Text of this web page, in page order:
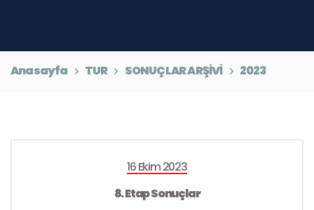
Anasayfa TUR SONUÇLAR ARŞİVİ 2023
16 Ekim 2023
8. Etap Sonuçlar